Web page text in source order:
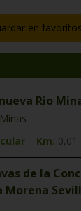
en favoritos
Rio
Km: 0,01
de la
Morena